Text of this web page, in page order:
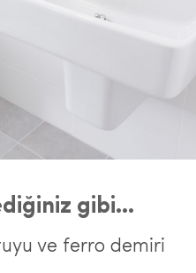
gibi…
ve ferro demiri